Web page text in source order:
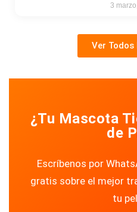
3
Ver
¿Tu Mascota
de
Escríbenos por
gratis sobre el mejor
tu